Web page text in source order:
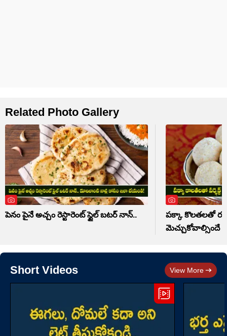
Related Photo Gallery
పెనం పైనే అచ్చం రెస్టారెంట్ స్టైల్ బటర్ నాన్..
పక్కా కొలతలతో రవ్వ
మెచ్చుకోవాల్సిందే
Short Videos View More